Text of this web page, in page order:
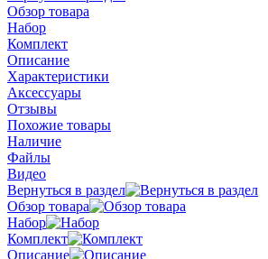
Обзор товара
Набор
Комплект
Описание
Характеристики
Аксессуары
Отзывы
Похожие товары
Наличие
Файлы
Видео
Вернуться в раздел
Обзор товара
Набор
Комплект
Описание